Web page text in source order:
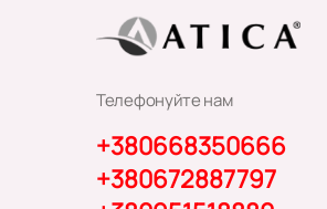
Телефонуйте нам
+380668350666
+380672887797